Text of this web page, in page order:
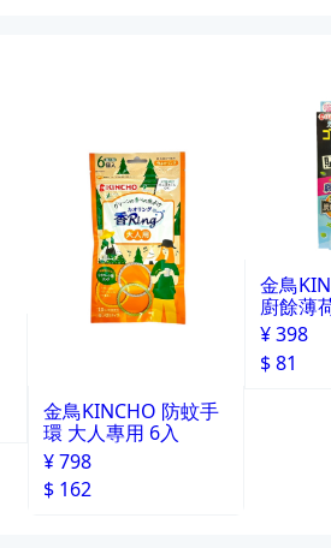
金鳥KINCHO 防蚊手
環 大人專用 6入
¥ 798
$ 162
金鳥
廚餘薄
30天分
¥ 398
$ 81